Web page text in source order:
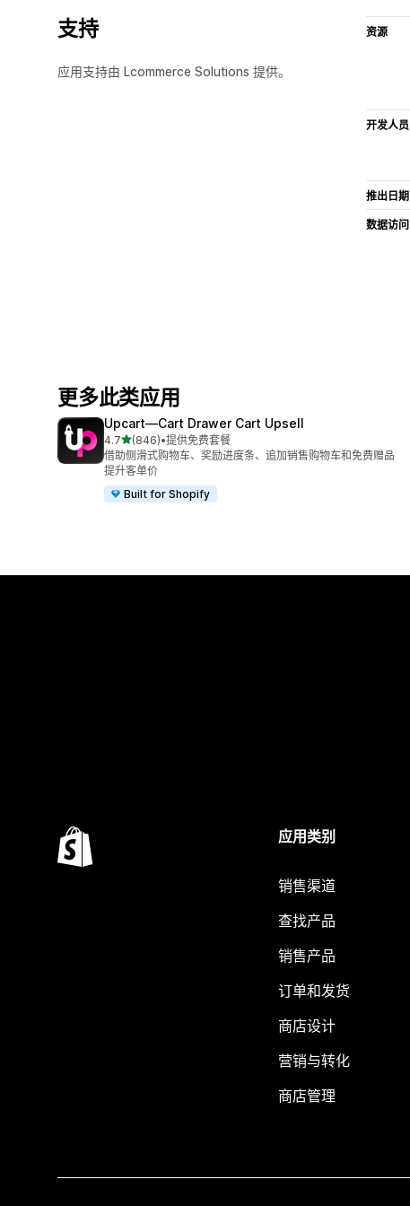
支持
应用支持由 Lcommerce Solutions 提供。
资源
开发人员
推出日期
数据访问
更多此类应用
Upcart—Cart Drawer Cart Upsell
4.7星（满分 5 星）
(846)
总共 846 条评论
•提供免费套餐
借助侧滑式购物车、奖励进度条、追加销售购物车和免费赠品
提升客单价
Built for Shopify
应用类别
销售渠道
查找产品
销售产品
订单和发货
商店设计
营销与转化
商店管理